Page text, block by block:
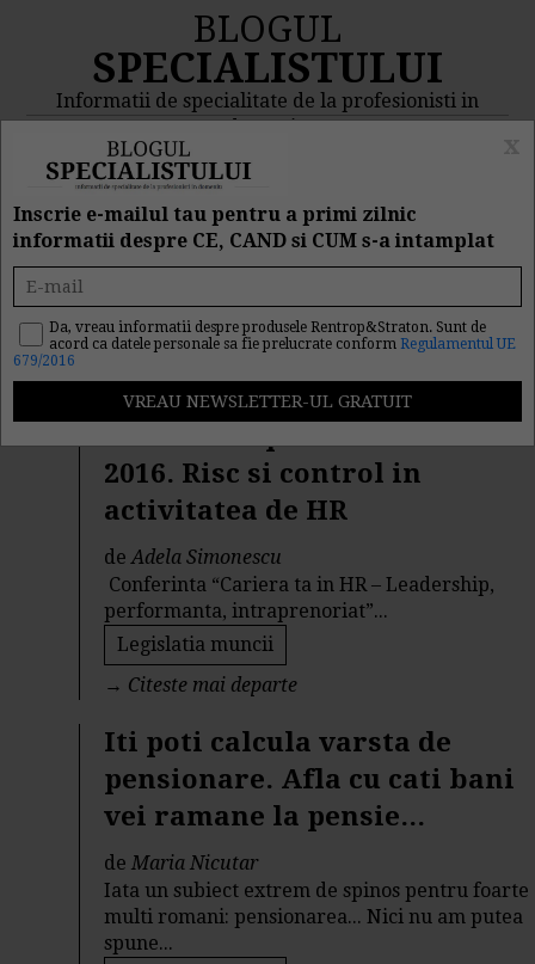
BLOGUL
SPECIALISTULUI
Informatii de specialitate de la profesionisti in
domeniu
MENIU
Rezultat cautare "euro"
Cautarea facuta dupa cuvantul/sirul de cuvinte "euro" a
returnat 1480 articole.
2016. Risc si control in
activitatea de HR
deAdela Simonescu
Conferinta “Cariera ta in HR – Leadership,
performanta, intraprenoriat”...
Legislatia muncii
→ Citeste mai departe
Iti poti calcula varsta de
pensionare. Afla cu cati bani
vei ramane la pensie...
deMaria Nicutar
Iata un subiect extrem de spinos pentru foarte
multi romani: pensionarea... Nici nu am putea
spune...
Inscrie e-mailul tau pentru a primi zilnic
informatii despre CE, CAND si CUM s-a intamplat
Da, vreau informatii despre produsele Rentrop&Straton. Sunt de
acord ca datele personale sa fie prelucrate conform Regulamentul UE
679/2016